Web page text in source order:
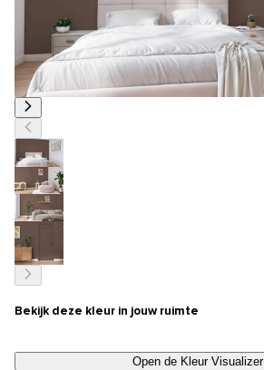
Bekijk deze kleur in jouw ruimte
Open de Kleur Visualizer